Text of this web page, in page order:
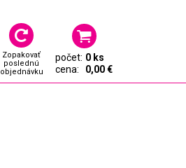
Zopakovať
poslednú
objednávku
počet: 0 ks
cena:
0,00 €